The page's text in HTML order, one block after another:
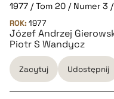
pobierz cytat
BIBTEX
pobierz cytat
1977 / Tom 20 / Numer 3
ROK: 1977
Józef Andrzej
Piotr S Wandycz
Zacytuj Udostępnij